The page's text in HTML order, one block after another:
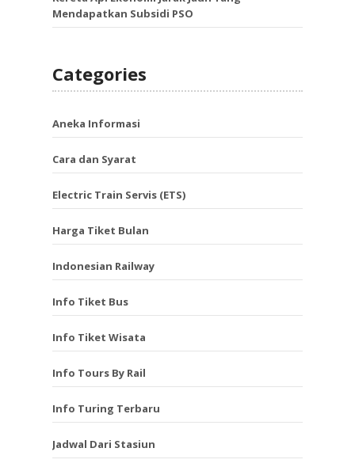
Mendapatkan Subsidi PSO
Categories
Aneka Informasi
Cara dan Syarat
Electric Train Servis (ETS)
Harga Tiket Bulan
Indonesian Railway
Info Tiket Bus
Info Tiket Wisata
Info Tours By Rail
Info Turing Terbaru
Jadwal Dari Stasiun